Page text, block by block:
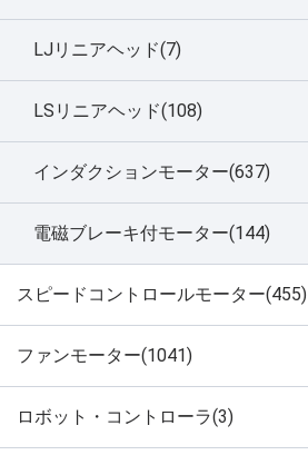
LJリニアヘッド(7)
LSリニアヘッド(108)
インダクションモーター(637)
電磁ブレーキ付モーター(144)
スピードコントロールモーター(455)
ファンモーター(1041)
ロボット・コントローラ(3)